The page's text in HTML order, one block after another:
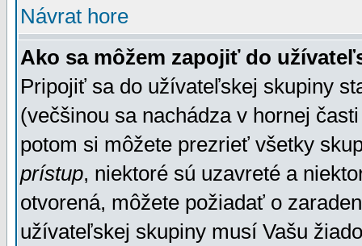
Návrat hore
Ako sa môžem zapojiť do
Pripojiť sa do užívateľskej skupiny
(večšinou sa nachádza v hornej
potom si môžete prezrieť všetky
prístup, niektoré sú uzavreté a
otvorená, môžete požiadať o
užívateľskej skupiny musí Vašu